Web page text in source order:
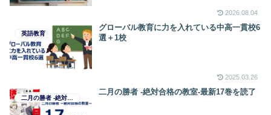
2026.08.04
英語教育
グローバル教育に力を入れている中高一貫校6
選＋1校
2025.03.26
二月の勝者 -絶対合格の教室-
二月の勝者 -絶対合格の教室-最新17巻を読了